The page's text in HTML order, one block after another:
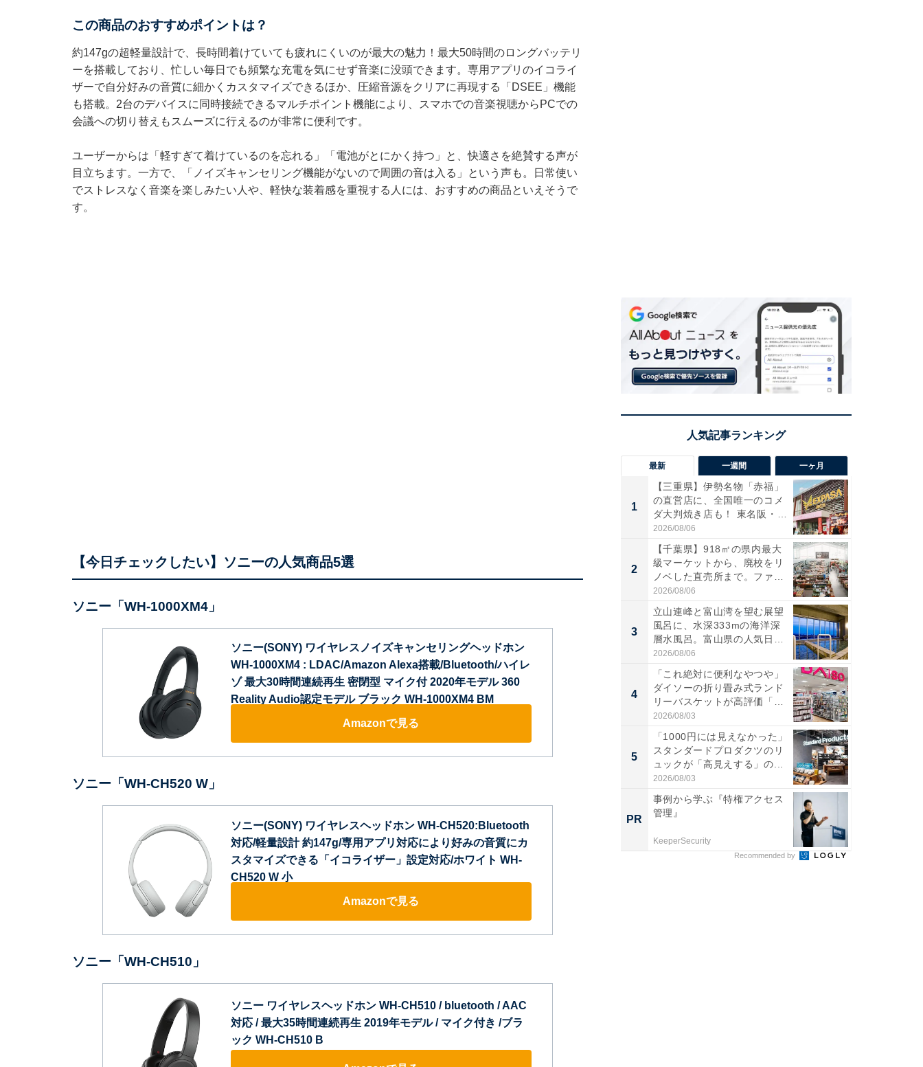
この商品のおすすめポイントは？
約147gの超軽量設計で、長時間着けていても疲れにくいのが最大の魅力！最大50時間のロングバッテリ
ーを搭載しており、忙しい毎日でも頻繁な充電を気にせず音楽に没頭できます。専用アプリのイコライ
ザーで自分好みの音質に細かくカスタマイズできるほか、圧縮音源をクリアに再現する「DSEE」機能
も搭載。2台のデバイスに同時接続できるマルチポイント機能により、スマホでの音楽視聴からPCでの
会議への切り替えもスムーズに行えるのが非常に便利です。
ユーザーからは「軽すぎて着けているのを忘れる」「電池がとにかく持つ」と、快適さを絶賛する声が
目立ちます。一方で、「ノイズキャンセリング機能がないので周囲の音は入る」という声も。日常使い
でストレスなく音楽を楽しみたい人や、軽快な装着感を重視する人には、おすすめの商品といえそうで
す。
【今日チェックしたい】ソニーの人気商品5選
ソニー「WH-1000XM4」
ソニー(SONY) ワイヤレスノイズキャンセリングヘッドホン
WH-1000XM4 : LDAC/Amazon Alexa搭載/Bluetooth/ハイレ
ゾ 最大30時間連続再生 密閉型 マイク付 2020年モデル 360
Reality Audio認定モデル ブラック WH-1000XM4 BM
Amazonで見る
ソニー「WH-CH520 W」
ソニー(SONY) ワイヤレスヘッドホン WH-CH520:Bluetooth
対応/軽量設計 約147g/専用アプリ対応により好みの音質にカ
スタマイズできる「イコライザー」設定対応/ホワイト WH-
CH520 W 小
Amazonで見る
ソニー「WH-CH510」
ソニー ワイヤレスヘッドホン WH-CH510 / bluetooth / AAC
対応 / 最大35時間連続再生 2019年モデル / マイク付き /ブラ
ック WH-CH510 B
最新 一週間 一ヶ月
1
【三重県】伊勢名物「赤福」
の直営店に、全国唯一のコメ
ダ大判焼き店も！ 東名阪・
伊...
2026/08/06
2
【千葉県】918㎡の県内最大
級マーケットから、廃校をリ
ノベした直売所まで。ファ
ー...
2026/08/06
3
立山連峰と富山湾を望む展望
風呂に、水深333mの海洋深
層水風呂。富山県の人気日
帰...
2026/08/06
4
「これ絶対に便利なやつや」
ダイソーの折り畳み式ランド
リーバスケットが高評価「使
わ...
2026/08/03
5
「1000円には見えなかった」
スタンダードプロダクツのリ
ュックが「高見えする」の...
2026/08/03
PR
事例から学ぶ『特権アクセス
管理』
KeeperSecurity
Recommended by